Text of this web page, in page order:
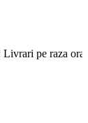
pe raza